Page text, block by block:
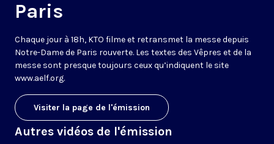
Paris
Chaque jour à 18h, KTO filme et retransmet la messe depuis
Notre-Dame de Paris rouverte. Les textes des Vêpres et de la
messe sont presque toujours ceux qu’indiquent le site
www.aelf.org.
Visiter la page de l'émission
Autres vidéos de l'émission